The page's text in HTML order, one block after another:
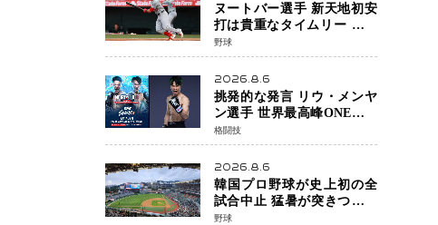
ヌートバー選手 新天地初安
打は貴重なタイムリー 本拠
地ファンが大歓声 笑顔で歓
喜
野球
2026.8.6
挑発的な発言 リウ・メンヤ
ン選手 世界最高峰ONEで浮
き彫りになる 日本キックボ
クシングが直面する“技術
戦”の現在地
格闘技
2026.8.6
韓国プロ野球が史上初の全
試合中止 猛暑が突きつけた
「屋外スポーツの限界」 日
野球